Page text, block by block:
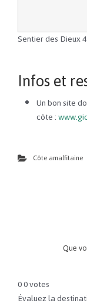
Sentier des Dieux
Infos et
Un bon site
côte :
Côte amalfitaine
Que
00votes
Évaluez la